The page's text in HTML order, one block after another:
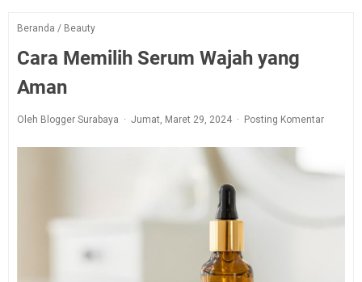
Beranda / Beauty
Cara Memilih Serum Wajah yang
Aman
Oleh Blogger Surabaya Jumat, Maret 29, 2024 Posting Komentar